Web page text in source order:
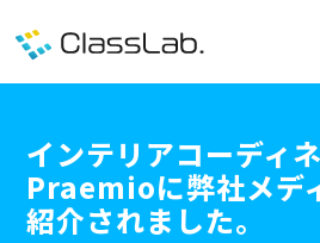
インテリアコーディ
Praemioに弊社メデ
紹介されました。